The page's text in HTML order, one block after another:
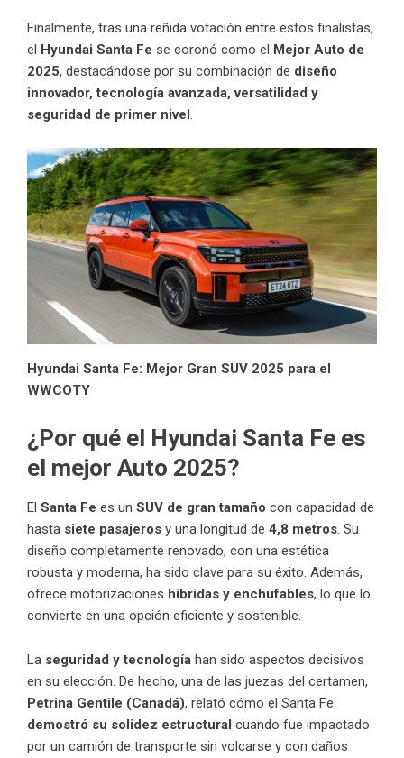
Finalmente, tras una reñida votación entre estos finalistas,
el Hyundai Santa Fe se coronó como el Mejor Auto de
2025, destacándose por su combinación de diseño
innovador, tecnología avanzada, versatilidad y
seguridad de primer nivel
Hyundai Santa Fe: Mejor Gran SUV 2025 para el
WWCOTY
¿Por qué el Hyundai Santa Fe es
el mejor Auto 2025?
El Santa Fe es un SUV de gran tamaño con capacidad de
hasta siete pasajeros y una longitud de 4,8 metros. Su
diseño completamente renovado, con una estética
robusta y moderna, ha sido clave para su éxito. Además,
ofrece motorizaciones híbridas y enchufables, lo que lo
convierte en una opción eficiente y sostenible.
La seguridad y tecnología han sido aspectos decisivos
en su elección. De hecho, una de las juezas del certamen,
Petrina Gentile (Canadá), relató cómo el Santa Fe
demostró su solidez estructural cuando fue impactado
por un camión de transporte sin volcarse y con daños